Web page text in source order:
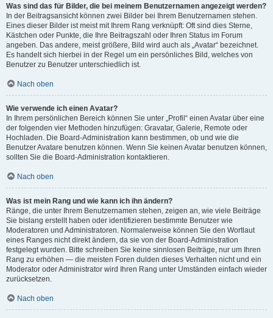
Was sind das für Bilder, die bei meinem Benutzernamen angezeigt werden?
In der Beitragsansicht können zwei Bilder bei Ihrem Benutzernamen stehen.
Eines dieser Bilder ist meist mit Ihrem Rang verknüpft: Oft sind dies Sterne,
Kästchen oder Punkte, die Ihre Beitragszahl oder Ihren Status im Forum
angeben. Das andere, meist größere, Bild wird auch als „Avatar“ bezeichnet.
Es handelt sich hierbei in der Regel um ein persönliches Bild, welches von
Benutzer zu Benutzer unterschiedlich ist.
Nach oben
Wie verwende ich einen Avatar?
In Ihrem persönlichen Bereich können Sie unter „Profil“ einen Avatar über eine
der folgenden vier Methoden hinzufügen: Gravatar, Galerie, Remote oder
Hochladen. Die Board-Administration kann bestimmen, ob und wie die
Benutzer Avatare benutzen können. Wenn Sie keinen Avatar benutzen können,
sollten Sie die Board-Administration kontaktieren.
Nach oben
Was ist mein Rang und wie kann ich ihn ändern?
Ränge, die unter Ihrem Benutzernamen stehen, zeigen an, wie viele Beiträge
Sie bislang erstellt haben oder identifizieren bestimmte Benutzer wie
Moderatoren und Administratoren. Normalerweise können Sie den Wortlaut
eines Ranges nicht direkt ändern, da sie von der Board-Administration
festgelegt wurden. Bitte schreiben Sie keine sinnlosen Beiträge, nur um Ihren
Rang zu erhöhen — die meisten Foren dulden dieses Verhalten nicht und ein
Moderator oder Administrator wird Ihren Rang unter Umständen einfach wieder
zurücksetzen.
Nach oben